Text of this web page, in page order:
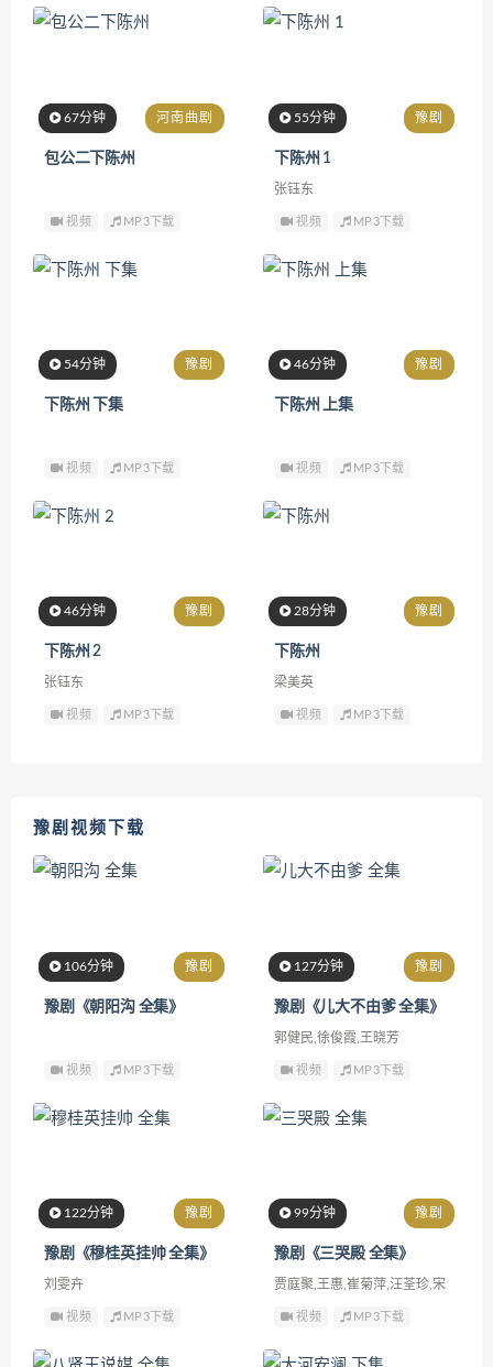
67分钟 河南曲剧
包公二下陈州
视频 MP3下载
55分钟 豫剧
下陈州 1
张钰东
视频 MP3下载
54分钟 豫剧
下陈州 下集
视频 MP3下载
46分钟 豫剧
下陈州 上集
视频 MP3下载
46分钟 豫剧
下陈州 2
张钰东
视频 MP3下载
28分钟 豫剧
下陈州
梁美英
视频 MP3下载
豫剧视频下载
106分钟 豫剧
豫剧《朝阳沟 全集》
视频 MP3下载
127分钟 豫剧
豫剧《儿大不由爹 全集》
郭健民,徐俊霞,王晓芳
视频 MP3下载
122分钟 豫剧
豫剧《穆桂英挂帅 全集》
刘雯卉
视频 MP3下载
99分钟 豫剧
豫剧《三哭殿 全集》
贾庭聚,王惠,崔菊萍,汪荃珍,宋
视频 MP3下载